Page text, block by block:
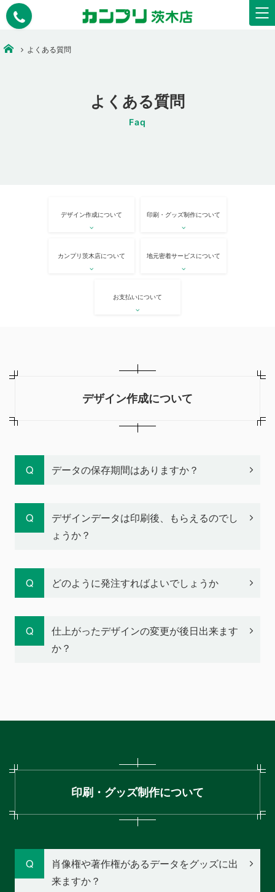
安いコピー・印刷・ウェアプリント・看板作成なら【カンプリ茨木店】
よくある質問
よくある質問
Faq
デザイン作成について 印刷・グッズ制作について
カンプリ茨木店について 地元密着サービスについて
お支払いについて
デザイン作成について
データの保存期間はありますか？
デザインデータは印刷後、もらえるのでし
ょうか？
どのように発注すればよいでしょうか
仕上がったデザインの変更が後日出来ます
か？
印刷・グッズ制作について
肖像権や著作権があるデータをグッズに出
来ますか？